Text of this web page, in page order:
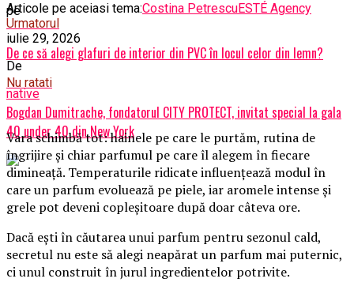
Articole pe aceiasi tema:Costina PetrescuESTÉ Agency
Urmatorul
De ce să alegi glafuri de interior din PVC în locul celor din lemn?
Nu ratati
Bogdan Dumitrache, fondatorul CITY PROTECT, invitat special la gala
40 under 40 din New York
pe
iulie 29, 2026
De
native
Vara schimbă tot: hainele pe care le purtăm, rutina de
îngrijire și chiar parfumul pe care îl alegem în fiecare
dimineață. Temperaturile ridicate influențează modul în
care un parfum evoluează pe piele, iar aromele intense și
grele pot deveni copleșitoare după doar câteva ore.
Dacă ești în căutarea unui parfum pentru sezonul cald,
secretul nu este să alegi neapărat un parfum mai puternic,
ci unul construit în jurul ingredientelor potrivite.